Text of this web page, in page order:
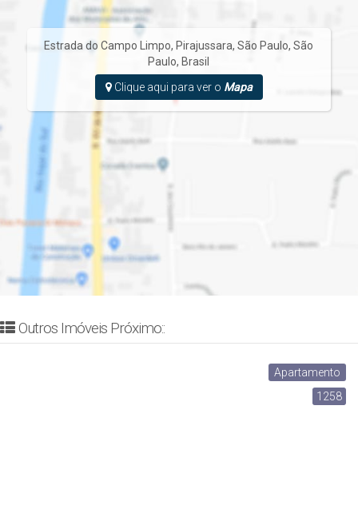
Estrada do Campo Limpo, Pirajussara,São Paulo,São
Paulo, Brasil
Clique aqui para ver o Mapa
Outros Imóveis Próximo::
Apartamento
1258